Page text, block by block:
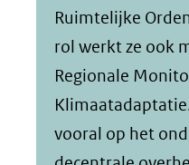
Ruimtelijke
rol werkt ze ook
Regionale
vooral op het